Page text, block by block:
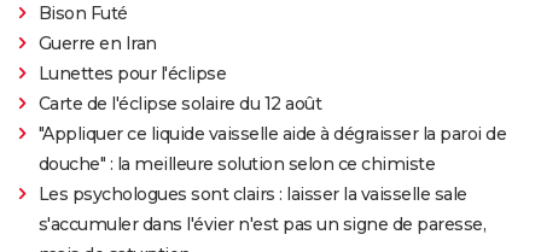
Bison Futé
Guerre en Iran
Lunettes pour l'éclipse
Carte de l'éclipse solaire du 12 août
"Appliquer ce liquide vaisselle aide à dégraisser la paroi de
douche" : la meilleure solution selon ce chimiste
Les psychologues sont clairs : laisser la vaisselle sale
s'accumuler dans l'évier n'est pas un signe de paresse,